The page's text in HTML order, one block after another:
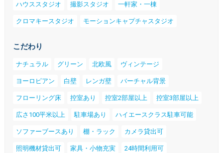
ハウススタジオ 撮影スタジオ 一軒家・一棟
クロマキースタジオ モーションキャプチャスタジオ
こだわり
ナチュラル グリーン 北欧風 ヴィンテージ
ヨーロピアン 白壁 レンガ壁 バーチャル背景
フローリング床 控室あり 控室2部屋以上 控室3部屋以上
広さ100平米以上 駐車場あり ハイエースクラス駐車可能
ソファーブースあり 棚・ラック カメラ貸出可
照明機材貸出可 家具・小物充実 24時間利用可